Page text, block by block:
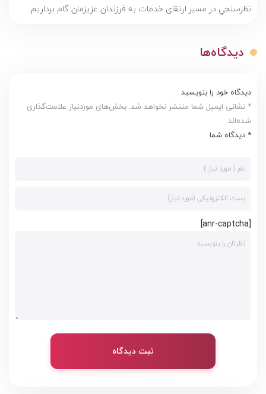
نظرسنجي در مسیر ارتقای خدمات به فرزندان عزيزمان گام برداريم.
دیدگاه‌ها
دیدگاه خود را بنویسید
* نشانی ایمیل شما منتشر نخواهد شد. بخش‌های موردنیاز علامت‌گذاری
شده‌اند
* دیدگاه شما
[anr-captcha]
ثبت دیدگاه